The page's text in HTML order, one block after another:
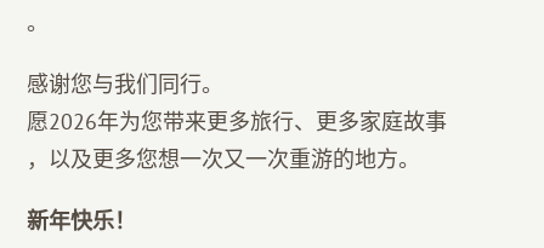
。
感谢您与我们同行。
愿2026年为您带来更多旅行、更多家庭故事
，以及更多您想一次又一次重游的地方。
新年快乐！